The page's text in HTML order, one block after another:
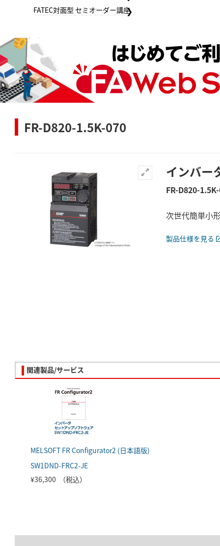
FATEC対面型 セミオーダー講座
FR-D820-1.5K-070
インバー
FR-D820-
次世代簡単小
製品仕様を見る
関連製品/サービス
MELSOFT FR Configurator2 (日本語版)
SW1DND-FRC2-JE
¥36,300 （税込）